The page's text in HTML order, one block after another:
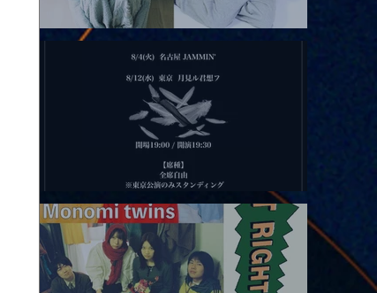
2026.08.12 |【観覧】田澤孝介 ソロワンマン 「Ballad Box 2026」